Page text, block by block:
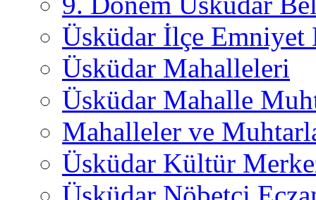
Üsküdar İlçe
Üsküdar Mahalleleri
Üsküdar Mahalle
Mahalleler ve
Üsküdar Kültür